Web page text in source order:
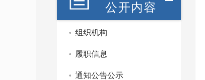
公开内容
组织机构
履职信息
通知公告公示